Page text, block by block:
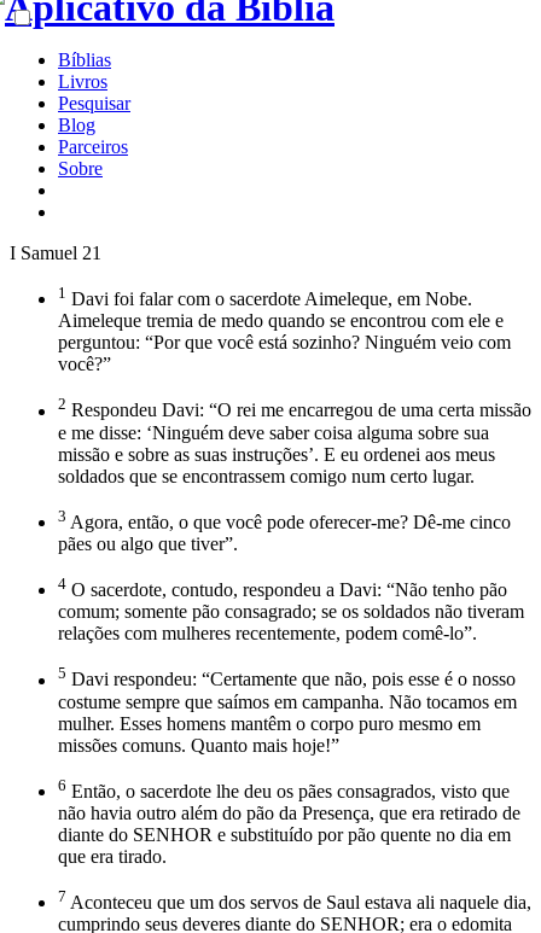
Bíblias
Livros
Pesquisar
Blog
Parceiros
Sobre
I Samuel 21
1 Davi foi falar com o sacerdote Aimeleque, em Nobe.
Aimeleque tremia de medo quando se encontrou com ele e
perguntou: “Por que você está sozinho? Ninguém veio com
você?”
2 Respondeu Davi: “O rei me encarregou de uma certa missão
e me disse: ‘Ninguém deve saber coisa alguma sobre sua
missão e sobre as suas instruções’. E eu ordenei aos meus
soldados que se encontrassem comigo num certo lugar.
3 Agora, então, o que você pode oferecer-me? Dê-me cinco
pães ou algo que tiver”.
4 O sacerdote, contudo, respondeu a Davi: “Não tenho pão
comum; somente pão consagrado; se os soldados não tiveram
relações com mulheres recentemente, podem comê-lo”.
5 Davi respondeu: “Certamente que não, pois esse é o nosso
costume sempre que saímos em campanha. Não tocamos em
mulher. Esses homens mantêm o corpo puro mesmo em
missões comuns. Quanto mais hoje!”
6 Então, o sacerdote lhe deu os pães consagrados, visto que
não havia outro além do pão da Presença, que era retirado de
diante do SENHOR e substituído por pão quente no dia em
que era tirado.
7 Aconteceu que um dos servos de Saul estava ali naquele dia,
cumprindo seus deveres diante do SENHOR; era o edomita